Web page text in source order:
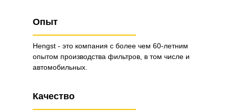
Опыт
Hengst - это компания с более чем 60-летним
опытом производства фильтров, в том числе и
автомобильных.
Качество